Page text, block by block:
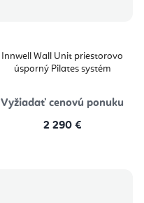
Innwell Wall Unit priestorovo
úsporný Pilates systém
Vyžiadať cenovú ponuku
2 290 €